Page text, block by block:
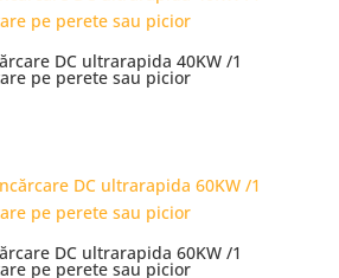
DC ultrarapida 40KW /1
pe perete sau picior
DC ultrarapida 60KW /1
pe perete sau picior